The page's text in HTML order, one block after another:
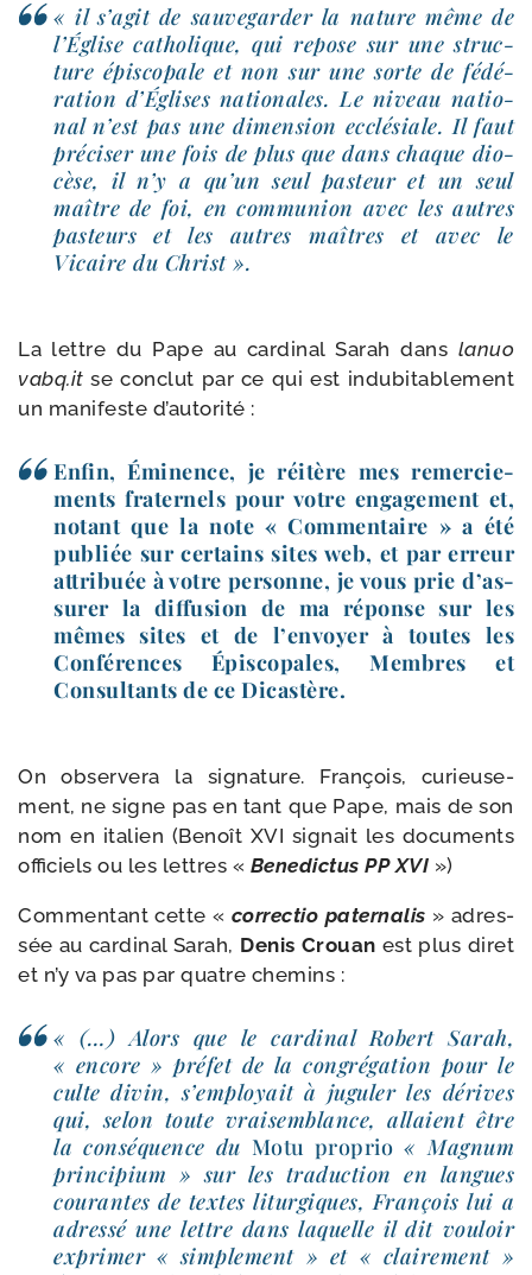
« il s’a­git de sau­ve­gar­der la nature même de
l’Église catho­lique, qui repose sur une struc­
ture épis­co­pale et non sur une sorte de fédé­
ra­tion d’Églises natio­nales. Le niveau natio­
nal n’est pas une dimen­sion ecclé­siale. Il faut
pré­ci­ser une fois de plus que dans chaque dio­
cèse, il n’y a qu’un seul pas­teur et un seul
maître de foi, en com­mu­nion avec les autres
pas­teurs et les autres maîtres et avec le
Vicaire du Christ ».
La lettre du Pape au car­di­nal Sarah dans lanuo​
vabq​.it se conclut par ce qui est indu­bi­ta­ble­ment
un mani­feste d’autorité :
Enfin, Éminence, je réitère mes remer­cie­
ments fra­ter­nels pour votre enga­ge­ment et,
notant que la note « Commentaire » a été
publiée sur cer­tains sites web, et par erreur
attri­buée à votre per­sonne, je vous prie d’as­
su­rer la dif­fu­sion de ma réponse sur les
mêmes sites et de l’en­voyer à toutes les
Conférences Épiscopales, Membres et
Consultants de ce Dicastère.
On obser­ve­ra la signa­ture. François, curieu­se­
ment, ne signe pas en tant que Pape, mais de son
nom en ita­lien (Benoît XVI signait les docu­ments
offi­ciels ou les lettres « Benedictus PP XVI »)
Commentant cette « cor­rec­tio pater­na­lis » adres­
sée au car­di­nal Sarah, Denis Crouan est plus diret
et n’y va pas par quatre chemins :
« (…) Alors que le car­di­nal Robert Sarah,
« encore » pré­fet de la congré­ga­tion pour le
culte divin, s’employait à jugu­ler les dérives
qui, selon toute vrai­sem­blance, allaient être
la consé­quence du Motu pro­prio « Magnum
prin­ci­pium » sur les tra­duc­tion en langues
cou­rantes de textes litur­giques, François lui a
adres­sé une lettre dans laquelle il dit vou­loir
expri­mer « sim­ple­ment » et « clai­re­ment »